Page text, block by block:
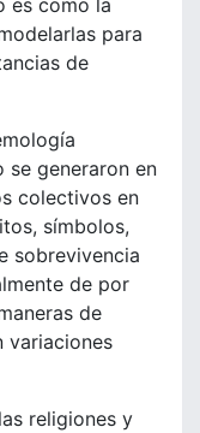
es como la
para
de
se generaron en
colectivos en
símbolos,
sobrevivencia
de por
de
variaciones
religiones y